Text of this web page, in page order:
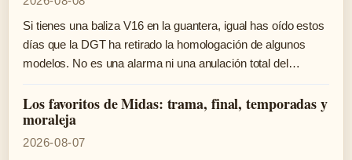
Si tienes una baliza V16 en la guantera, igual has oído estos
días que la DGT ha retirado la homologación de algunos
modelos. No es una alarma ni una anulación total del…
Los favoritos de Midas: trama, final, temporadas y
moraleja
2026-08-07